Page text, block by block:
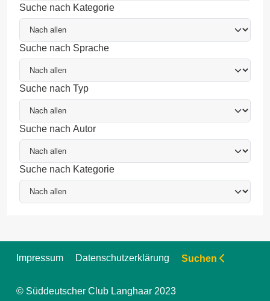
Suche nach Kategorie
Suche nach Sprache
Suche nach Typ
Suche nach Autor
Suche nach Kategorie
Impressum Datenschutzerklärung Suchen
© Süddeutscher Club Langhaar 2023